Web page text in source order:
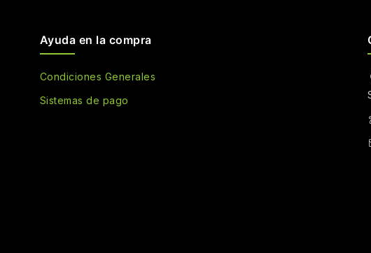
Ayuda en la compra
Condiciones Generales
Sistemas de pago